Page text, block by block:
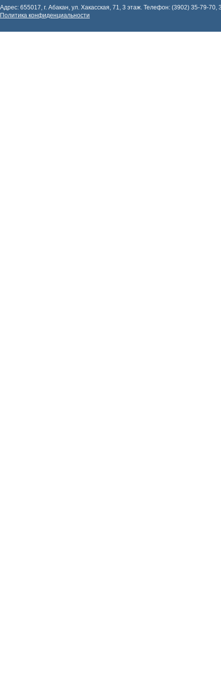
Адрес: 655017, г. Абакан, ул. Хакасская, 71, 3 этаж. Телефон: (3902) 35-79-
Политика конфиденциальности